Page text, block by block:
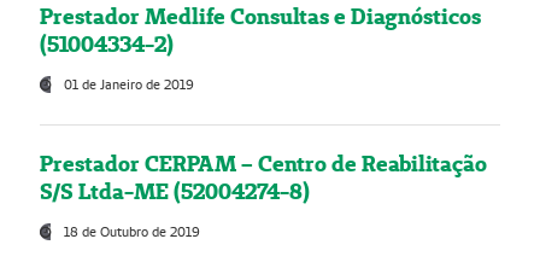
Prestador Medlife Consultas e Diagnósticos
(51004334-2)
01 de Janeiro de 2019
Prestador CERPAM – Centro de Reabilitação
S/S Ltda-ME (52004274-8)
18 de Outubro de 2019